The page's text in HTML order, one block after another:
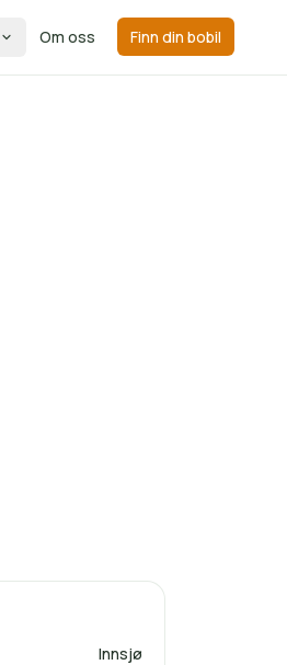
Om oss Finn din bobil
Innsjø